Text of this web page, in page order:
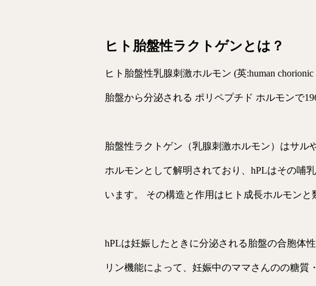
ヒト胎盤性ラクトゲンとは？
ヒト胎盤性乳腺刺激ホルモン (英:human chorionic
胎盤から分泌される ポリペプチド ホルモンで
胎盤性ラクトゲン（乳腺刺激ホルモン）はサル
ホルモンとして解明されており、hPLはその哺
います。 その構造と作用はヒト成長ホルモンと
hPLは妊娠したときに分泌される胎盤の合胞体
リン機能によって、妊娠中のママさんのの糖